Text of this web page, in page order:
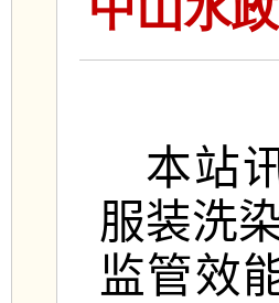
本站
服装洗
监管效